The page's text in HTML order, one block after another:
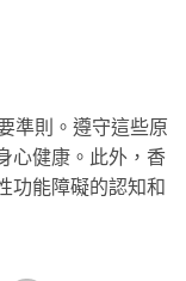
準則。遵守這些原
心健康。此外，香
功能障礙的認知和